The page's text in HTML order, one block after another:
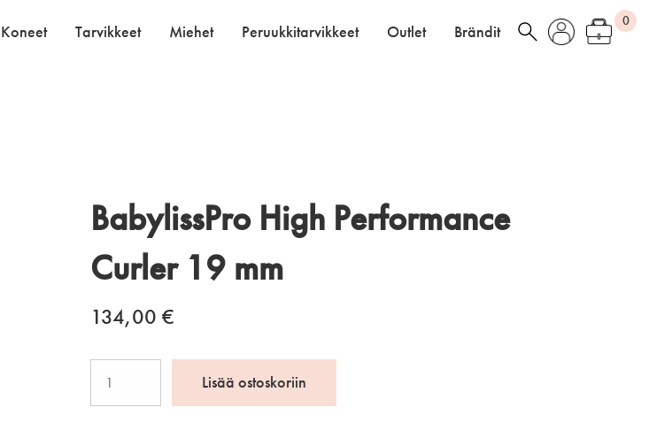
Koneet Tarvikkeet Miehet Peruukkitarvikkeet Outlet Brändit
0
BabylissPro High Performance
Curler 19 mm
134,00 €
Lisää ostoskoriin